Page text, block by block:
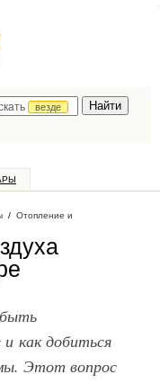
везде
/ Отопление и
как добиться
Этот вопрос